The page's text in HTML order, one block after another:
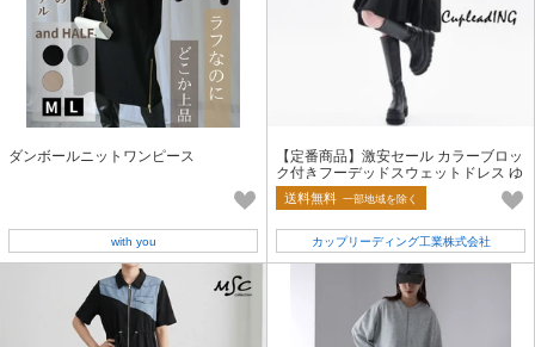
ダンボールニットワンピース
with you
【定番商品】激安セール カラーブロッ
ク付きフーデッドスウェットドレス ゆ
ったりシルエットで着回し可能
送料無料 一部地域を除く
カップリーディング工業株式会社